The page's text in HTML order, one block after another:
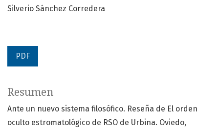
Silverio Sánchez Corredera
PDF
Resumen
Ante un nuevo sistema filosófico. Reseña de El orden
oculto estromatológico de RSO de Urbina. Oviedo,